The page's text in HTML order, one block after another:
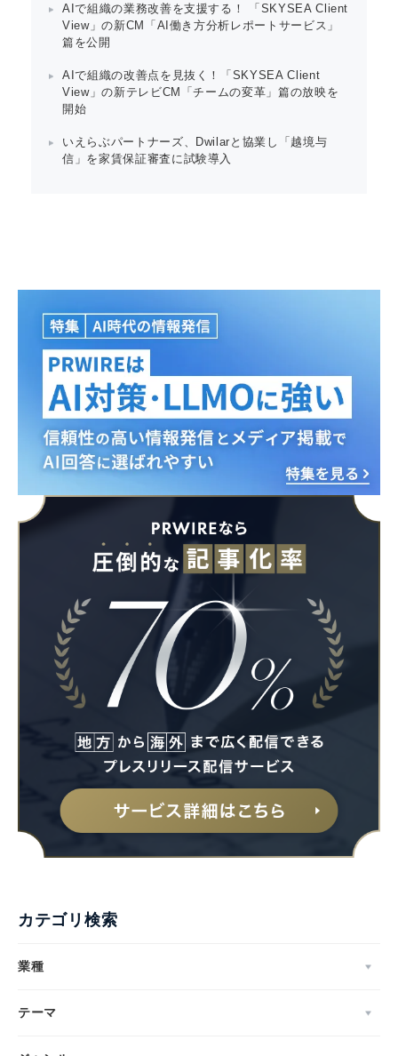
AIで組織の業務改善を支援する！ 「SKYSEA Client
View」の新CM「AI働き方分析レポートサービス」
篇を公開
AIで組織の改善点を見抜く！「SKYSEA Client
View」の新テレビCM「チームの変革」篇の放映を
開始
いえらぶパートナーズ、Dwilarと協業し「越境与
信」を家賃保証審査に試験導入
カテゴリ検索
業種
テーマ